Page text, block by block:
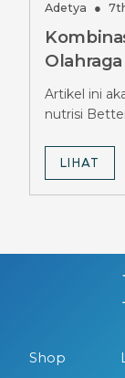
Adetya ●
Hasil
Artikel ini
nutrisi
LIHAT
Shop